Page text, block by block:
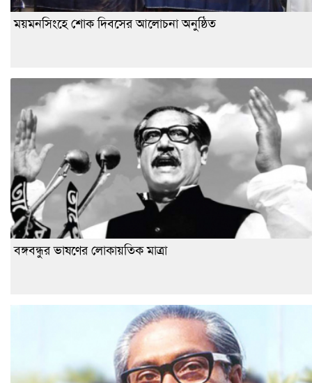
ময়মনসিংহে শোক দিবসের আলোচনা অনুষ্ঠিত
বঙ্গবন্ধুর ভাষণের লোকায়তিক মাত্রা